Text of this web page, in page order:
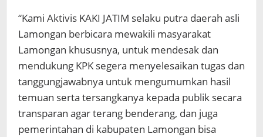
“Kami Aktivis KAKI JATIM selaku putra daerah asli
Lamongan berbicara mewakili masyarakat
Lamongan khususnya, untuk mendesak dan
mendukung KPK segera menyelesaikan tugas dan
tanggungjawabnya untuk mengumumkan hasil
temuan serta tersangkanya kepada publik secara
transparan agar terang benderang, dan juga
pemerintahan di kabupaten Lamongan bisa